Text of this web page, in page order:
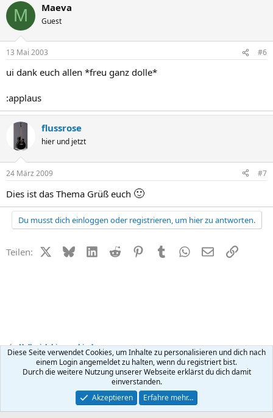
M Maeva
Guest
13 Mai 2003 #6
ui dank euch allen *freu ganz dolle*
:applaus
flussrose
hier und jetzt
24 März 2009 #7
Dies ist das Thema Grüß euch 🙂
Du musst dich einloggen oder registrieren, um hier zu antworten.
Teilen: X (Twitter)
BlueskyLinkedIn
Reddit PinterestTumblr WhatsApp
E-MailLink
Hallo, ich bin neu hier!
Kontakt Nutzungsbedingungen Datenschutz Hilfe
R
Community platform by XenForo ® © 2010-2026 XenForo Ltd.
Diese Seite verwendet Cookies, um Inhalte zu personalisieren und dich nach
einem Login angemeldet zu halten, wenn du registriert bist.
Durch die weitere Nutzung unserer Webseite erklärst du dich damit
einverstanden.
Akzeptieren
Erfahre mehr…